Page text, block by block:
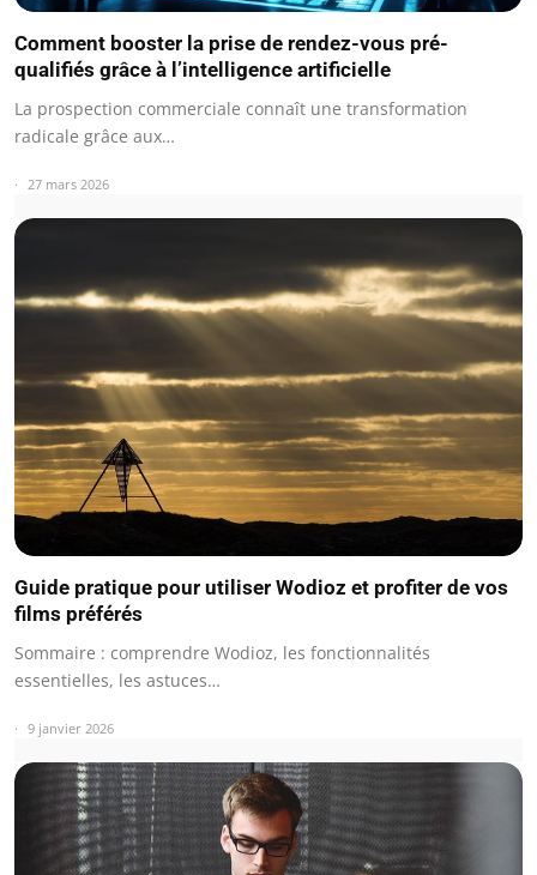
Comment booster la prise de rendez-vous pré-
qualifiés grâce à l’intelligence artificielle
La prospection commerciale connaît une transformation
radicale grâce aux…
27 mars 2026
Guide pratique pour utiliser Wodioz et profiter de vos
films préférés
Sommaire : comprendre Wodioz, les fonctionnalités
essentielles, les astuces…
9 janvier 2026